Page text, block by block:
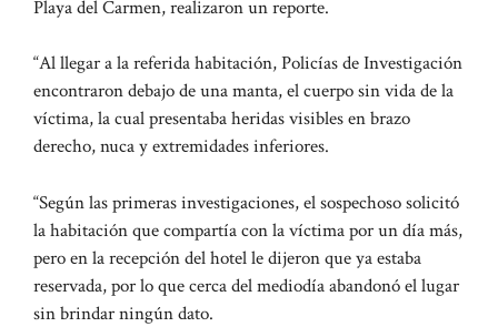
Playa del Carmen, realizaron un reporte.
“Al llegar a la referida habitación, Policías de Investigación
encontraron debajo de una manta, el cuerpo sin vida de la
víctima, la cual presentaba heridas visibles en brazo
derecho, nuca y extremidades inferiores.
“Según las primeras investigaciones, el sospechoso solicitó
la habitación que compartía con la víctima por un día más,
pero en la recepción del hotel le dijeron que ya estaba
reservada, por lo que cerca del mediodía abandonó el lugar
sin brindar ningún dato.